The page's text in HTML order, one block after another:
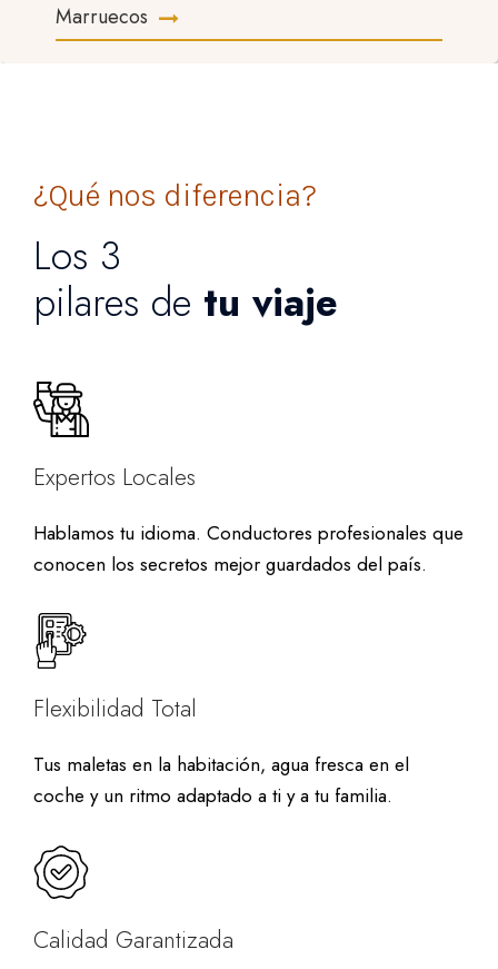
Marruecos
¿Qué nos diferencia?
Los 3
pilares de tu viaje
Expertos Locales
Hablamos tu idioma. Conductores profesionales que
conocen los secretos mejor guardados del país.
Flexibilidad Total
Tus maletas en la habitación, agua fresca en el
coche y un ritmo adaptado a ti y a tu familia.
Calidad Garantizada